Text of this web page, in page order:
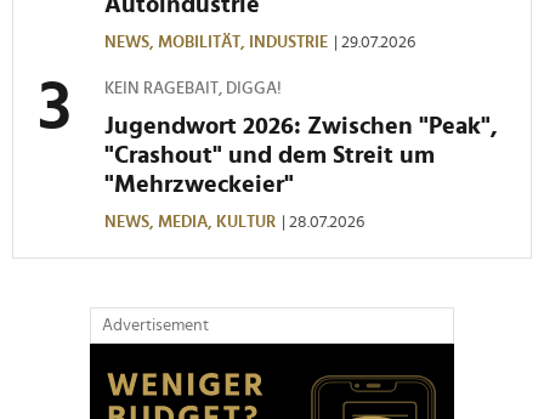
NEWS, MOBILITÄT, INDUSTRIE | 29.07.2026
KEIN RAGEBAIT, DIGGA!
Jugendwort 2026: Zwischen "Peak",
"Crashout" und dem Streit um
"Mehrzweckeier"
NEWS, MEDIA, KULTUR | 28.07.2026
Advertisement